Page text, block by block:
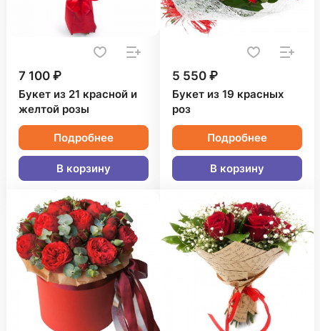
7 100 ₽
Букет из 21 красной и
желтой розы
Подробнее
В корзину
5 550 ₽
Букет из 19 красных
роз
Подробнее
В корзину